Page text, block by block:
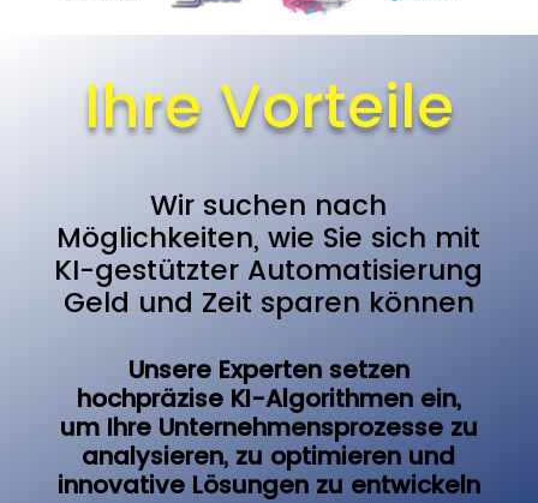
Ihre Vorteile
Wir suchen nach
Möglichkeiten, wie Sie sich mit
KI-gestützter Automatisierung
Geld und Zeit sparen können
Unsere Experten setzen
hochpräzise KI-Algorithmen ein,
um Ihre Unternehmensprozesse zu
analysieren, zu optimieren und
innovative Lösungen zu entwickeln